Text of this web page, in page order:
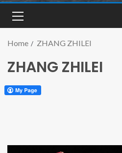
Home ZHANG ZHILEI
ZHANG ZHILEI